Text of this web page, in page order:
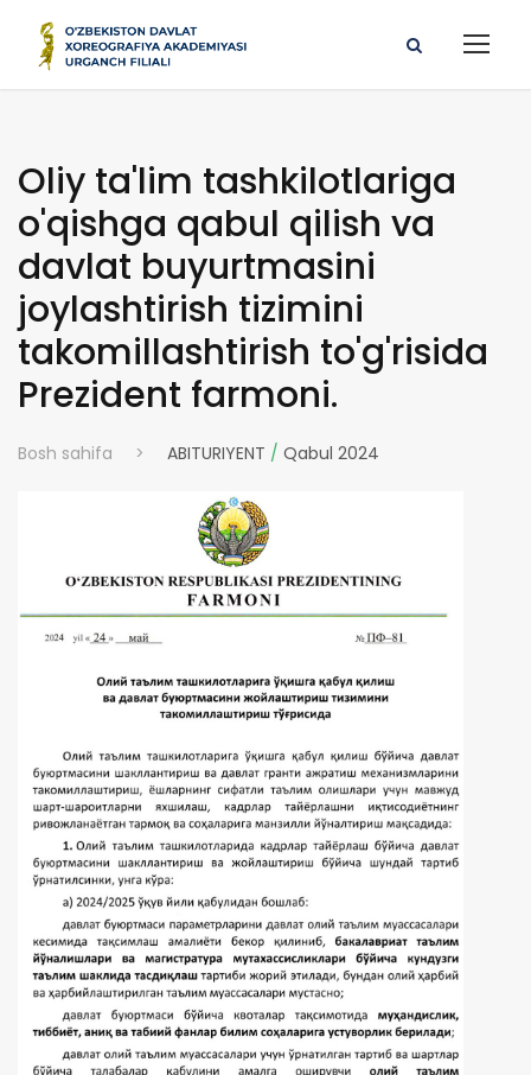
Oliy ta'lim tashkilotlariga
o'qishga qabul qilish va
davlat buyurtmasini
joylashtirish tizimini
takomillashtirish to'g'risida
Prezident farmoni.
Bosh sahifa > ABITURIYENT / Qabul 2024